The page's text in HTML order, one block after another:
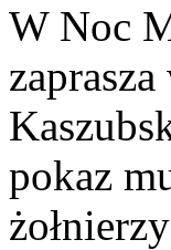
W Noc
pokaz